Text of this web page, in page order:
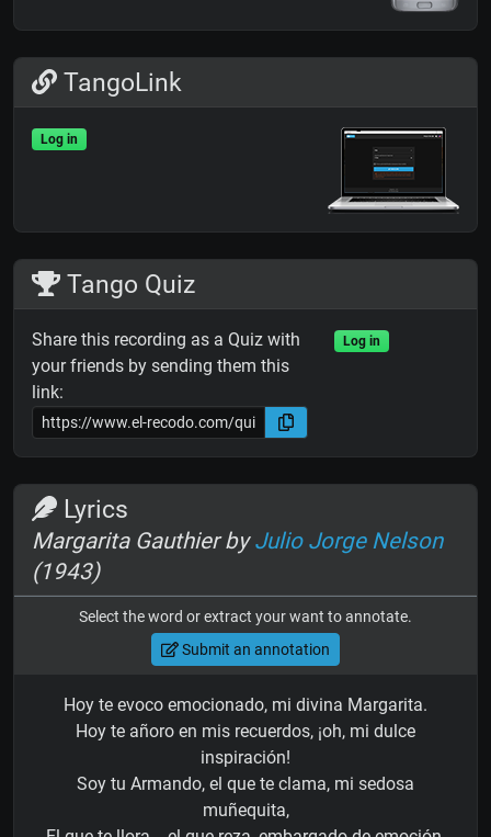
TangoLink
Log in
Tango Quiz
Share this recording as a Quiz with
your friends by sending them this
link:
Log in
Lyrics
Margarita Gauthier byJulio Jorge Nelson
(1943)
Select the word or extract your want to annotate.
Submit an annotation
Hoy te evoco emocionado, mi divina Margarita.
Hoy te añoro en mis recuerdos, ¡oh, mi dulce
inspiración!
Soy tu Armando, el que te clama, mi sedosa
muñequita,